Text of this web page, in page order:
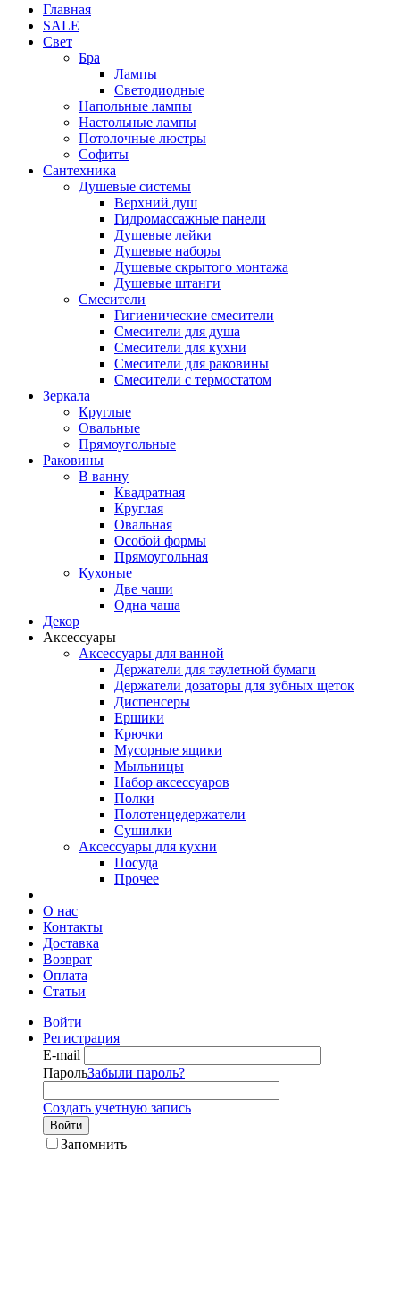
Главная
SALE
Свет
Бра
Лампы
Светодиодные
Напольные лампы
Настольные лампы
Потолочные люстры
Софиты
Сантехника
Душевые системы
Верхний душ
Гидромассажные панели
Душевые лейки
Душевые наборы
Душевые скрытого монтажа
Душевые штанги
Смесители
Гигиенические смесители
Смесители для душа
Смесители для кухни
Смесители для раковины
Смесители с термостатом
Зеркала
Круглые
Овальные
Прямоугольные
Раковины
В ванну
Квадратная
Круглая
Овальная
Особой формы
Прямоугольная
Кухоные
Две чаши
Одна чаша
Декор
Аксессуары
Аксессуары для ванной
Держатели для таулетной бумаги
Держатели дозаторы для зубных щеток
Диспенсеры
Ершики
Крючки
Мусорные ящики
Мыльницы
Набор аксессуаров
Полки
Полотенцедержатели
Сушилки
Аксессуары для кухни
Посуда
Прочее
О нас
Контакты
Доставка
Возврат
Оплата
Статьи
Войти
Регистрация
E-mail
ПарольЗабыли пароль?
Создать учетную запись
Войти
Запомнить